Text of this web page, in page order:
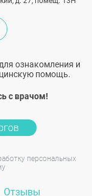
ознакомления и
помощь.
с врачом!
персональных
Отзывы